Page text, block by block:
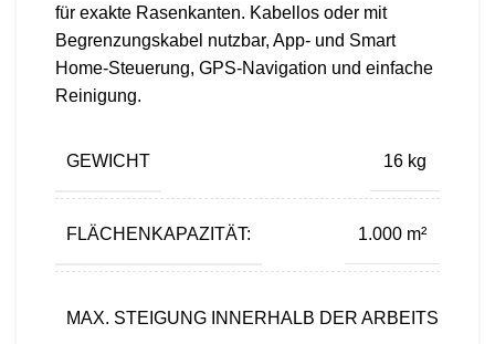
für exakte Rasenkanten. Kabellos oder mit
Begrenzungskabel nutzbar, App- und Smart
Home-Steuerung, GPS-Navigation und einfache
Reinigung.
GEWICHT 16 kg
FLÄCHENKAPAZITÄT: 1.000 m²
MAX. STEIGUNG INNERHALB DER